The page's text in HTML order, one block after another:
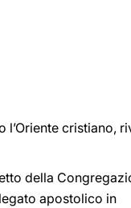
l’Oriente cristiano,
della
apostolico in